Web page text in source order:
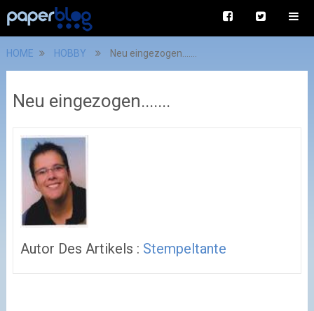
HOME HOBBY Neu eingezogen.......
Neu eingezogen.......
Autor Des Artikels : Stempeltante